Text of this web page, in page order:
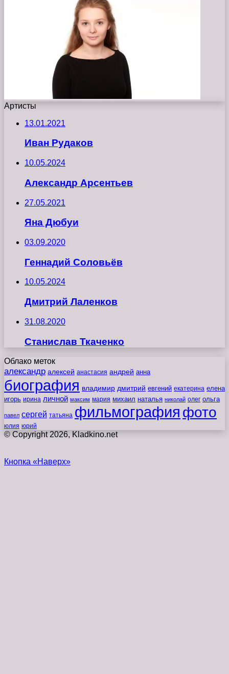
Артисты
13.01.2021
Иван Рудаков
10.05.2024
Александр Арсентьев
27.05.2021
Яна Дюбуи
03.09.2020
Геннадий Соловьёв
10.05.2024
Дмитрий Лаленков
31.08.2020
Станислав Ткаченко
Облако меток
александр алексей анастасия андрей анна
биография владимир дмитрий евгений екатерина елена
игорь ирина личной максим мария михаил наталья николай олег ольга
павел сергей татьяна фильмография фото
юлия юрий
© Copyright 2026, Kladkino.net
Кнопка «Наверх»